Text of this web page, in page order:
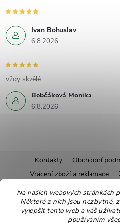
Na našich webových stránkách
Některé z nich jsou nezbytné,
vylepšit tento web a váš
používáním
Ivan Bohuslav
6.8.2026
Bebčáková Monika
6.8.2026
vždy skvělé
á
Kontakty Obchodní
Vrácení zboží a reklamace
Pravidla soutěží
Pro nové dodavatele